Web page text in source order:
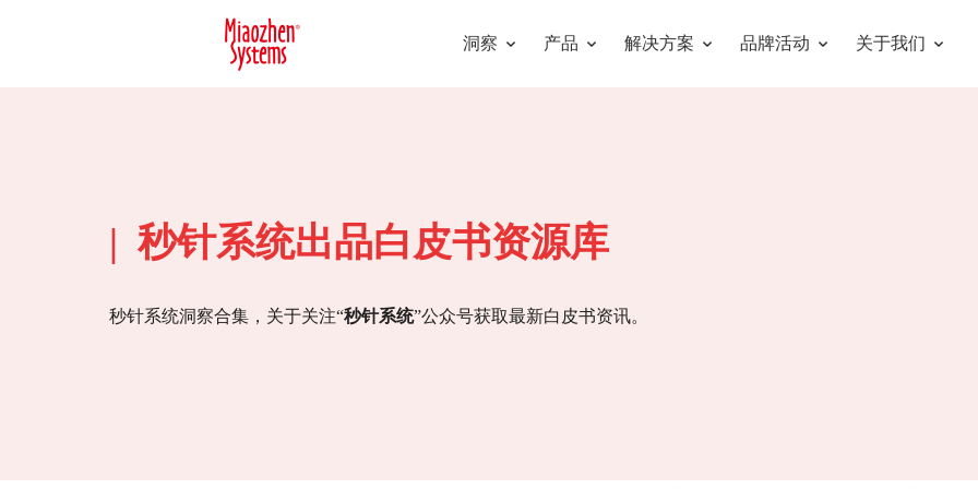
洞察 产品 解决方案 品牌活动 关于我们
| 秒针系统出品白皮书资源库
秒针系统洞察合集，关于关注“秒针系统”公众号获取最新白皮书资讯。